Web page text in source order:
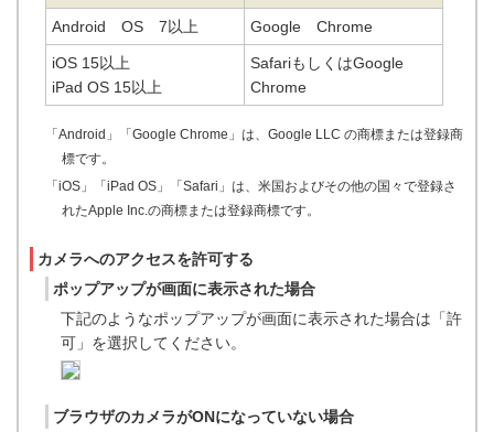
Android OS 7以上 Google Chrome
iOS 15以上
iPad OS 15以上
SafariもしくはGoogle
Chrome
「Android」「Google Chrome」は、Google LLC の商標または登録商
標です。
「iOS」「iPad OS」「Safari」は、米国およびその他の国々で登録さ
れたApple Inc.の商標または登録商標です。
カメラへのアクセスを許可する
ポップアップが画面に表示された場合
下記のようなポップアップが画面に表示された場合は「許
可」を選択してください。
ブラウザのカメラがONになっていない場合